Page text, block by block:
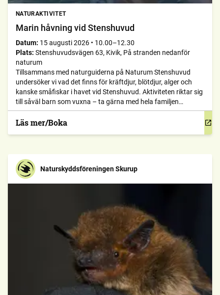
NATURAKTIVITET
Marin håvning vid Stenshuvud
Datum: 15 augusti 2026 • 10.00–12.30
Plats: Stenshuvudsvägen 63, Kivik, På stranden nedanför
naturum
Tillsammans med naturguiderna på Naturum Stenshuvud
undersöker vi vad det finns för kräftdjur, blötdjur, alger och
kanske småfiskar i havet vid Stenshuvud. Aktiviteten riktar sig
till såväl barn som vuxna – ta gärna med hela familjen
och/eller barnbarn! Vi håvar försiktigt vid havsstranden, och
skulle det till äventyrs vara hård sjö undersöker vi istället vad
Läs mer/Boka
Naturskyddsföreningen Skurup